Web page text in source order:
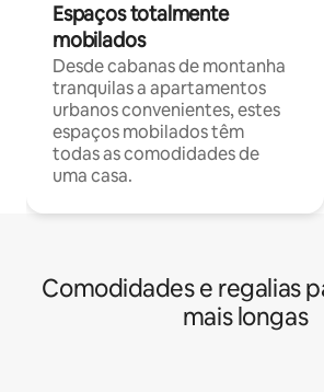
Espaços totalmente
mobilados
Desde cabanas de montanha
tranquilas a apartamentos
urbanos convenientes, estes
espaços mobilados têm
todas as comodidades de
uma casa.
Comodidades e regalias
mais longas